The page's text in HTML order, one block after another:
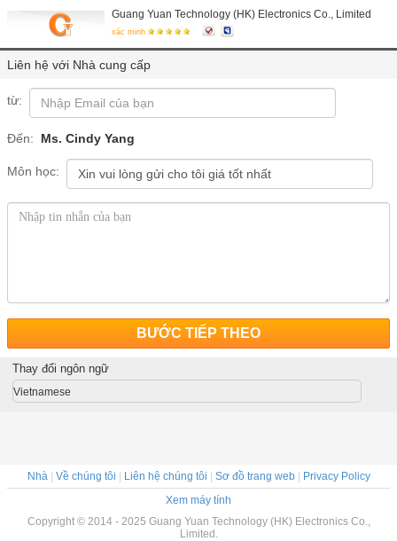
Guang Yuan Technology (HK) Electronics Co., Limited
xác minh
Liên hệ với Nhà cung cấp
từ:
Đến: Ms. Cindy Yang
Môn học:
BƯỚC TIẾP THEO
Thay đổi ngôn ngữ
Vietnamese
Nhà| Về chúng tôi Liên hệ chúng tôi Sơ đồ trang web|
Privacy Policy
Xem máy tính
Copyright © 2014 - 2025 Guang Yuan Technology (HK) Electronics Co.,
Limited.